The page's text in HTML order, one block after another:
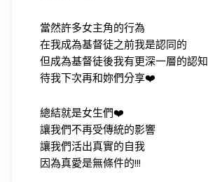
當然許多女主角的行為
在我成為基督徒之前我是認同的
但成為基督徒後我有更深一層的認知
待我下次再和妳們分享❤️
總結就是女生們❤️
讓我們不再受傳統的影響
讓我們活出真實的自我
因為真愛是無條件的!!!